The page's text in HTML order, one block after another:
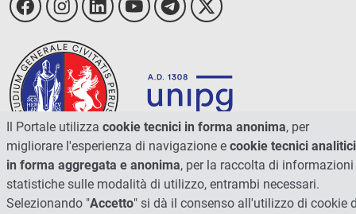
© 2026 - Università degli Studi di Perugia
Il Portale utilizza cookie tecnici in forma anonima, per
migliorare l'esperienza di navigazione e cookie tecnici analitici
in forma aggregata e anonima, per la raccolta di informazioni
statistiche sulle modalità di utilizzo, entrambi necessari.
Selezionando "Accetto" si dà il consenso all'utilizzo di cookie